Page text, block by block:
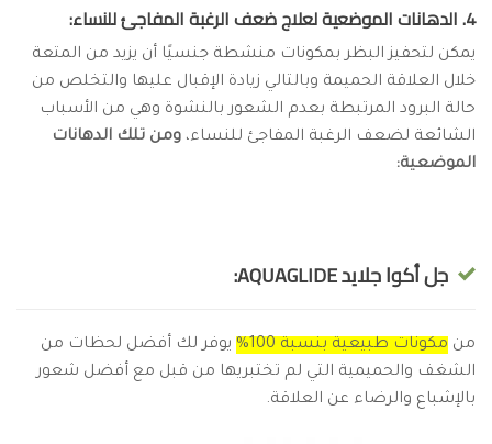
4. الدهانات الموضعية لعلاج ضعف الرغبة المفاجئ للنساء:
يمكن لتحفيز البظر بمكونات منشطة جنسيًا أن يزيد من المتعة
خلال العلاقة الحميمة وبالتالي زيادة الإقبال عليها والتخلص من
حالة البرود المرتبطة بعدم الشعور بالنشوة وهي من الأسباب
الشائعة لضعف الرغبة المفاجئ للنساء، ومن تلك الدهانات
الموضعية:
جل أكوا جلايد AQUAGLIDE:
من مكونات طبيعية بنسبة 100%
يوفر لك أفضل لحظات من
الشغف والحميمية التي لم تختبريها من قبل مع أفضل شعور
بالإشباع والرضاء عن العلاقة.